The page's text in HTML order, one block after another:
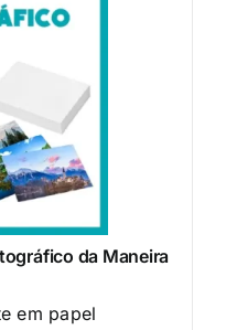
da Maneira
em papel